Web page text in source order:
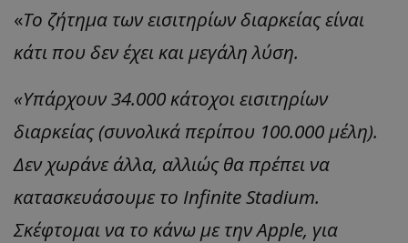
«Το ζήτημα των εισιτηρίων διαρκείας είναι
κάτι που δεν έχει και μεγάλη λύση.
«Υπάρχουν 34.000 κάτοχοι εισιτηρίων
διαρκείας (συνολικά περίπου 100.000 μέλη).
Δεν χωράνε άλλα, αλλιώς θα πρέπει να
κατασκευάσουμε το Infinite Stadium.
Σκέφτομαι να το κάνω με την Apple, για